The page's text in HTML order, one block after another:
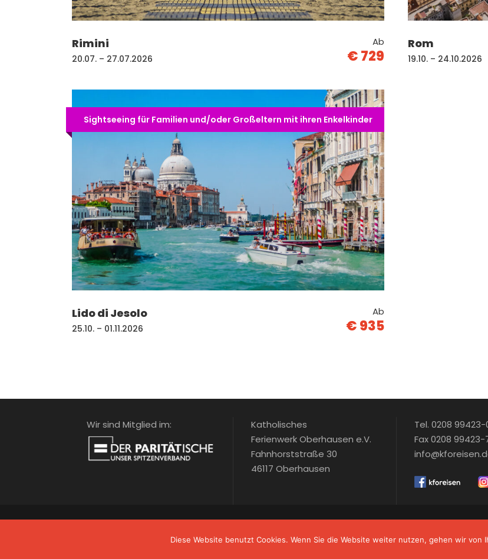
Rimini Ab
€ 729
20.07. – 27.07.2026
Rom
19.10. – 24.10.2026
Sightseeing für Familien und/oder Großeltern mit ihren Enkelkinder
Lido di Jesolo Ab
€ 935
25.10. – 01.11.2026
Wir sind Mitglied im:
Katholisches
Ferienwerk Oberhausen e.V.
Fahnhorststraße 30
46117 Oberhausen
Tel. 0208 99423-
Fax 0208 99423-
Diese Website benutzt Cookies. Wenn Sie die Website weiter nutzen, gehen wir von